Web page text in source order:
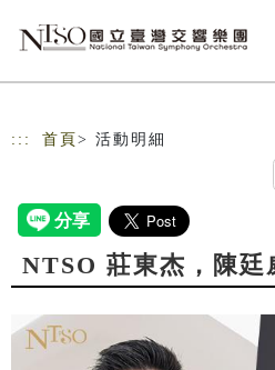
::: 首頁 > 活動明細
NTSO 莊東杰，陳廷